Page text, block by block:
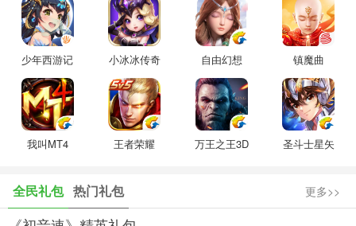
-游戏上认识了好朋友，好兄弟，还有自己的知己。游戏设计很不错，
细节也做得很棒。真心不错，每个人心中都有一个大话梦，陪伴我们
从一个十年到下一个十年。
-精美清新的画面，精美的人物造型，引人入胜的情节，一玩起来就停
不下来，很有趣很好玩，给网易游戏一个赞！
【联系我们】
网易官方微信公众号：dhxy_sy
网易官方易信公众号：dhxysy
少年西游记 小冰冰传奇 自由幻想 镇魔曲
我叫MT4 王者荣耀 万王之王3D 圣斗士星矢
全民礼包 热门礼包 更多>>